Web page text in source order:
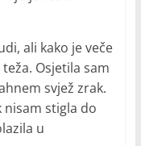
ali kako je veče
Osjetila sam
svjež zrak.
nisam stigla do
u